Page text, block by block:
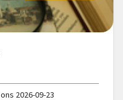
ons 2026-09-23